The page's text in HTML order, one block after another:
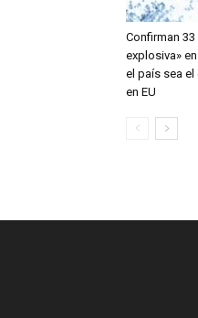
Confirman
explosiva»
el país sea el
en EU